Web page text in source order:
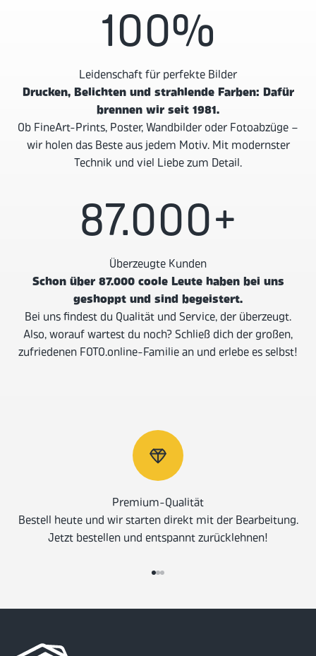
100%
Leidenschaft für perfekte Bilder
Drucken, Belichten und strahlende Farben: Dafür
brennen wir seit 1981.
Ob FineArt-Prints, Poster, Wandbilder oder Fotoabzüge –
wir holen das Beste aus jedem Motiv. Mit modernster
Technik und viel Liebe zum Detail.
87.000+
Überzeugte Kunden
Schon über 87.000 coole Leute haben bei uns
geshoppt und sind begeistert.
Bei uns findest du Qualität und Service, der überzeugt.
Also, worauf wartest du noch? Schließ dich der großen,
zufriedenen FOTO.online-Familie an und erlebe es selbst!
Premium-Qualität
Bestell heute und wir starten direkt mit der Bearbeitung.
Jetzt bestellen und entspannt zurücklehnen!
Gehe zu Element 1
Gehe zu Element 2
Gehe zu Element 3